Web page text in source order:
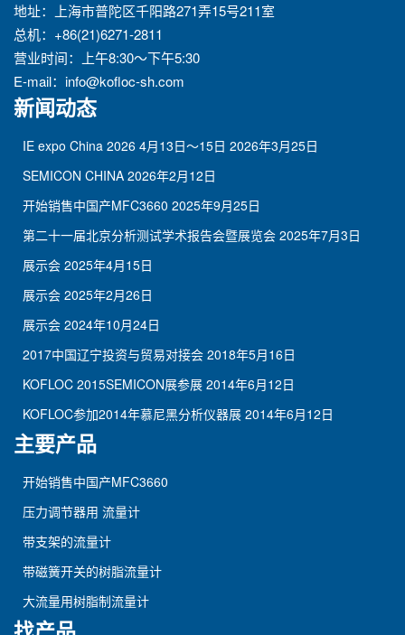
地址：上海市普陀区千阳路271弄15号211室
总机：+86(21)6271-2811
营业时间：上午8:30～下午5:30
E-mail： info@kofloc-sh.com
新闻动态
IE expo China 2026 4月13日～15日 2026年3月25日
SEMICON CHINA 2026年2月12日
开始销售中国产MFC3660 2025年9月25日
第二十一届北京分析测试学术报告会暨展览会 2025年7月3日
展示会 2025年4月15日
展示会 2025年2月26日
展示会 2024年10月24日
2017中国辽宁投资与贸易对接会 2018年5月16日
KOFLOC 2015SEMICON展参展 2014年6月12日
KOFLOC参加2014年慕尼黑分析仪器展 2014年6月12日
主要产品
开始销售中国产MFC3660
压力调节器用 流量计
带支架的流量计
带磁簧开关的树脂流量计
大流量用树脂制流量计